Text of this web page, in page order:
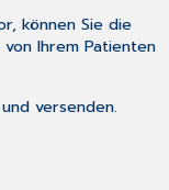
können Sie die
Ihrem Patienten
versenden.